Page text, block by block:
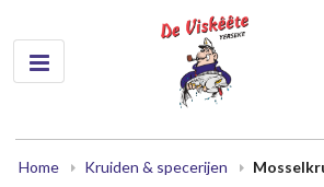
Home Kruiden & specerijen